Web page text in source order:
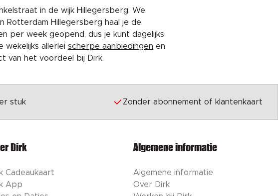
in de wijk Hillegersberg. We
Rotterdam Hillegersberg haal je de
per week geopend, dus je kunt dagelijks
wekelijks allerlei scherpe aanbiedingen en
van het voordeel bij Dirk.
stuk Zonder abonnement of klantenkaart
Dirk
Cadeaukaart
App
Algemene informatie
Algemene informatie
Over Dirk